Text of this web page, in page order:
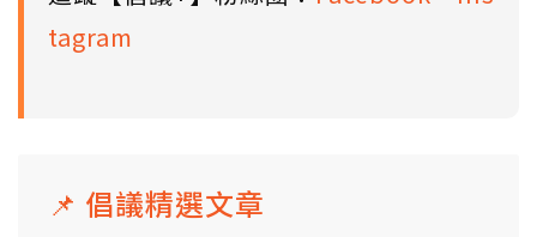
tagram
📌 倡議精選文章